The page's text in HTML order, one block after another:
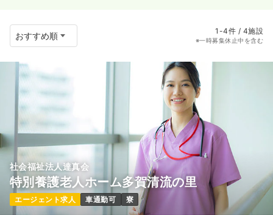
1-4件 / 4施設
※一時募集休止中を含む
社会福祉法人達真会
特別養護老人ホーム多賀清流の里
エージェント求人 車通勤可 寮